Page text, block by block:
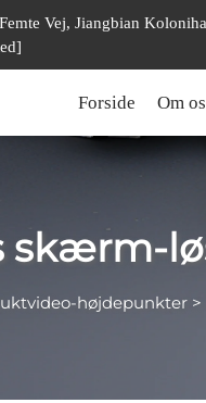
Vej, Jiangbian
Forside Om os
skærm-
højdepunkter >